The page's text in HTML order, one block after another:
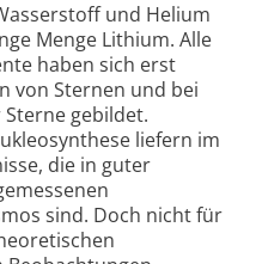
und Helium
Menge Lithium. Alle
haben sich erst
von Sternen und bei
gebildet.
liefern im
die in guter
sind. Doch nicht für